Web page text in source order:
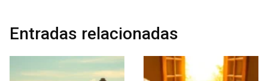
Entradas relacionadas